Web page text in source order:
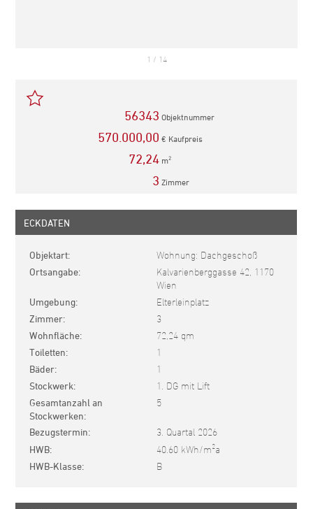
1 / 14
56343 Objektnummer
570.000,00 € Kaufpreis
72,24 m2
3 Zimmer
ECKDATEN
Objektart Wohnung: Dachgeschoß
Ortsangabe
Kalvarienberggasse 42, 1170
Wien
Umgebung Elterleinplatz
Zimmer 3
Wohnfläche 72,24 qm
Toiletten 1
Bäder 1
Stockwerk 1. DG mit Lift
Gesamtanzahl an
Stockwerken
5
Bezugstermin 3. Quartal 2026
HWB 40.60 kWh/m2a
HWB-Klasse B